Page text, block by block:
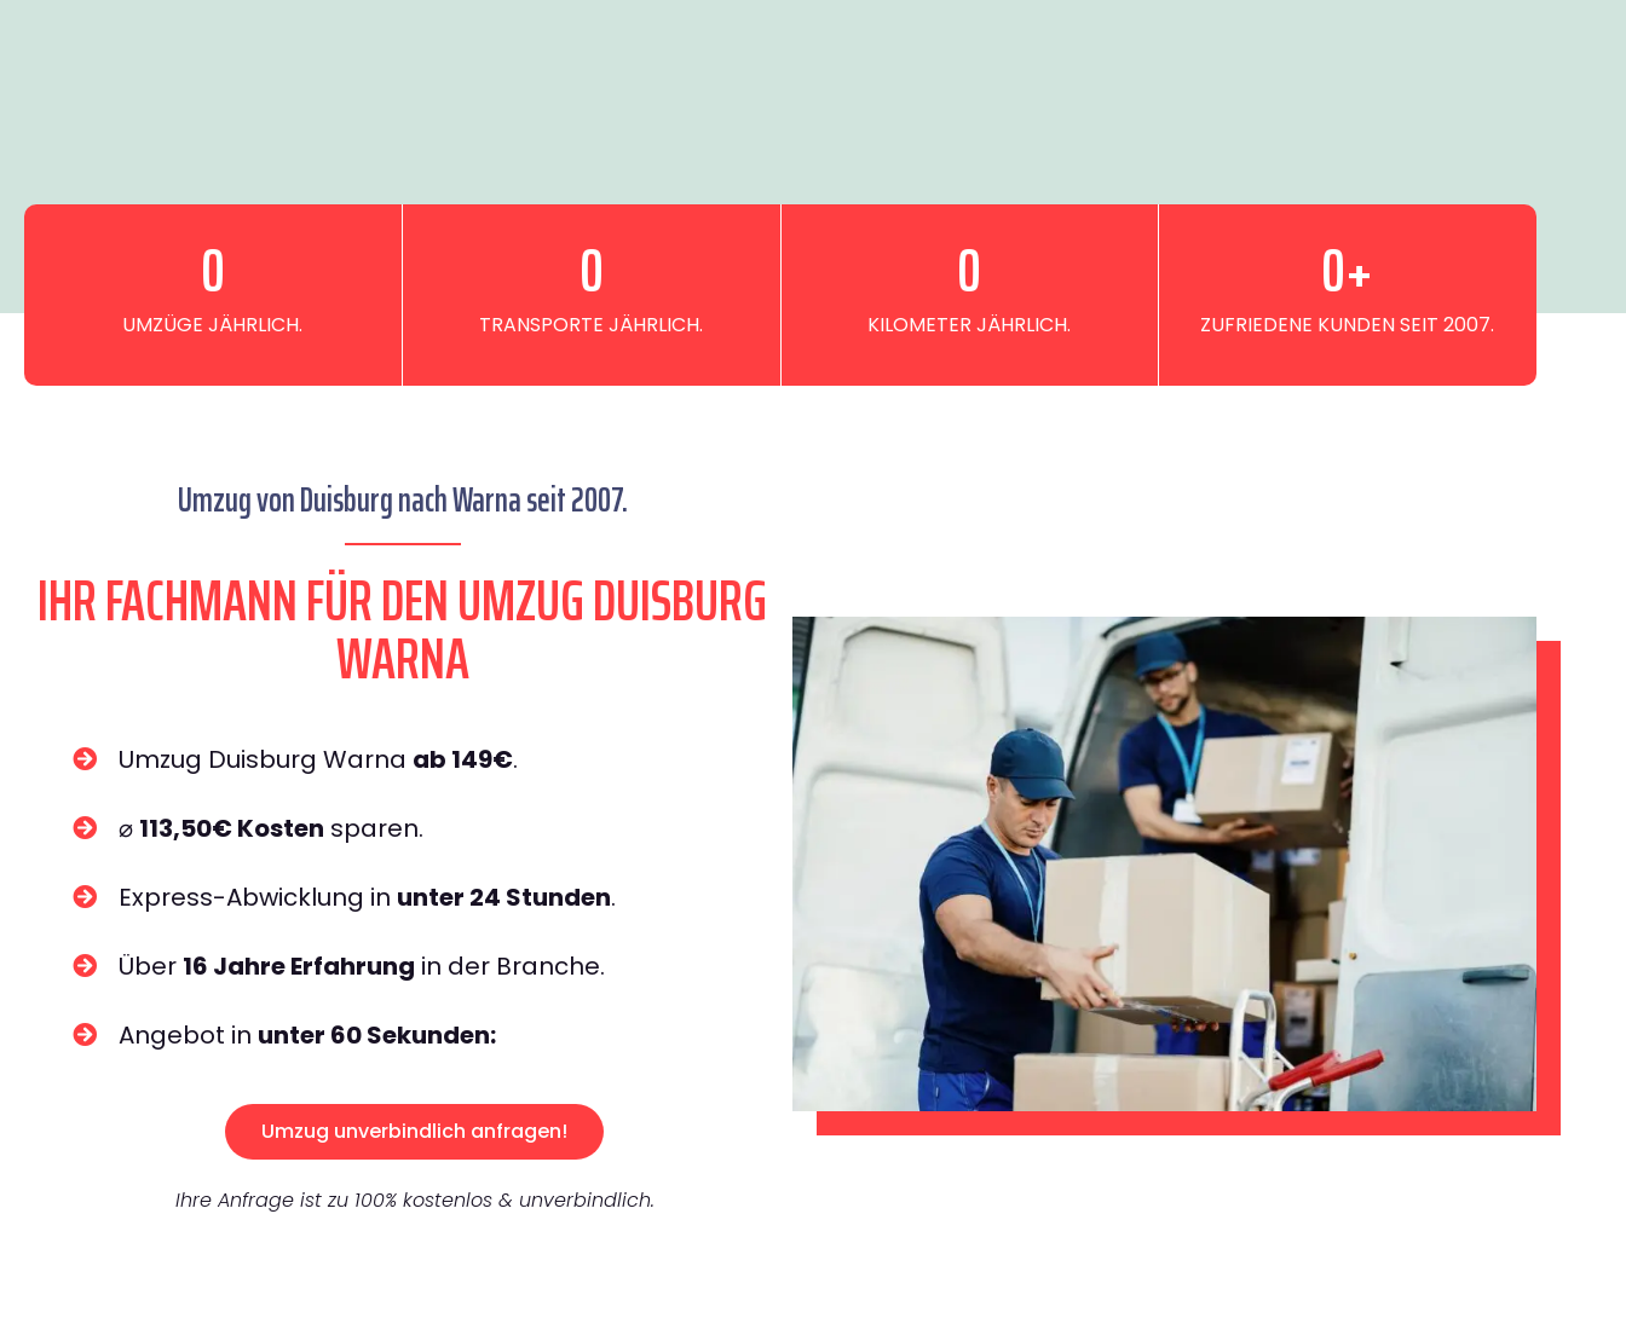
UMZÜGE JÄHRLICH.
0
TRANSPORTE JÄHRLICH.
0
KILOMETER JÄHRLICH.
0
ZUFRIEDENE KUNDEN SEIT 2007.
0+
Umzug von Duisburg nach Warna seit 2007.
IHR FACHMANN FÜR DEN UMZUG DUISBURG
WARNA
Umzug Duisburg Warna ab 149€.
⌀ 113,50€ Kosten sparen.
Express-Abwicklung in unter 24 Stunden.
Über 16 Jahre Erfahrung in der Branche.
Angebot in unter 60 Sekunden:
Umzug unverbindlich anfragen!
Ihre Anfrage ist zu 100% kostenlos & unverbindlich.